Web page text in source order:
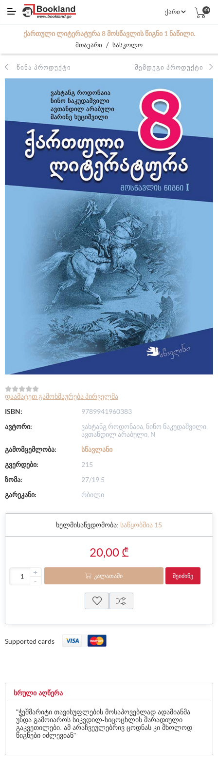
(0)
ᲥᲐᲠᲗᲣᲚᲘ ᲚᲘᲢᲔᲠᲐᲢᲣᲠᲐ 8 ᲛᲝᲡᲬᲐᲕᲚᲘᲡ ᲬᲘᲒᲜᲘ 1 ᲜᲐᲬᲘᲚᲘ.
მთავარი / სასკოლო
ᲬᲘᲜᲐ ᲞᲠᲝᲓᲣᲥᲢᲘ ᲨᲔᲛᲓᲔᲒᲘ ᲞᲠᲝᲓᲣᲥᲢᲘ
დაამატეთ გამოხმაურება პირველმა
ISBN:
9789941960383
ავტორი:
ვახტანგ როდონაია, ნინო ნაკუდაშვილი,
ავთანდილ არაბული, N
გამომცემლობა:
ᲡᲬᲐᲕᲚᲐᲜᲘ
გვერდები:
215
ზომა:
27/19,5
გარეკანი:
რბილი
ხელმისაწვდომობა: საწყობშია 15
20,00 ₾
+
-
ᲙᲐᲚᲐᲗᲐᲨᲘ ᲨᲔᲘᲫᲘᲜᲔ
Supported cards
ᲡᲠᲣᲚᲘ ᲐᲦᲬᲔᲠᲐ
"ჭეშმარიტი თავისუფლების მოსაპოვებლად ადამიანმა
უნდა გამოიაროს სიკვდილ-სიცოცხლის მარადიული
გაკვეთილები. ამ არაჩვეულებრივ ცოდნას კი მხოლოდ
წიგნები იძლევიან"